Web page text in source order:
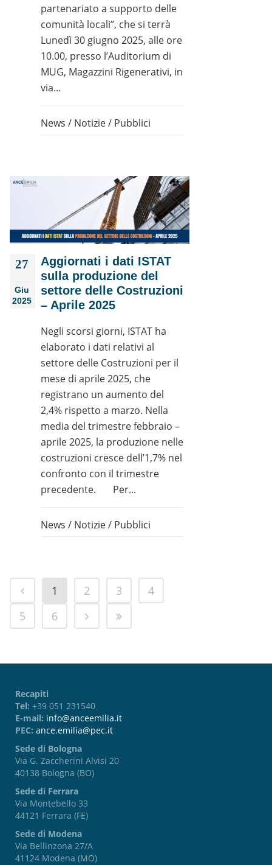
partenariato a supporto delle
comunità locali”, che si terrà
Lunedì 30 giugno 2025, alle ore
10.00, presso l’Auditorium di
MUG, Magazzini Rigenerativi, in
via...
News / Notizie/ Pubblici
27
Giu
2025
Aggiornati i dati ISTAT
sulla produzione del
settore delle Costruzioni
– Aprile 2025
Negli scorsi giorni, ISTAT ha
elaborato i dati relativi al
settore delle Costruzioni per il
mese di aprile 2025, che
registrano un aumento del
2,4% rispetto a marzo. Nella
media del trimestre febbraio –
aprile 2025, la produzione nelle
costruzioni cresce dell’1,7% nel
confronto con il trimestre
precedente. Per...
News / Notizie/ Pubblici
1 2 3
4
5
6
Recapiti
Tel: +39 051 231540
E-mail: info@anceemilia.it
PEC: ance.emilia@pec.it
Sede di Bologna
Via G. Zaccherini Alvisi 20
40138 Bologna (BO)
Sede di Ferrara
Via Montebello 33
44121 Ferrara (FE)
Sede di Modena
Via Bellinzona 27/A
41124 Modena (MO)